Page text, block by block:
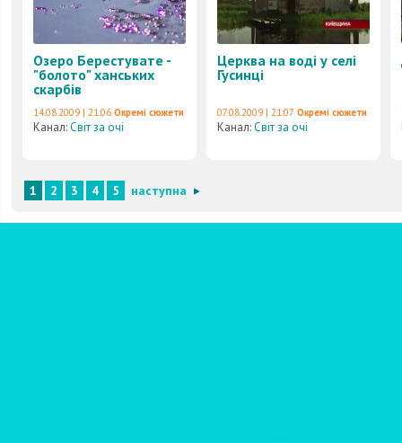
Озеро Берестувате -
"болото" ханських
скарбів
14.08.2009 | 21:06 Окремі сюжети
Канал:Світ за очі
Церква на воді у селі
Гусинці
07.08.2009 | 21:07 Окремі сюжети
Канал:Світ за очі
1 2 3 4 5 наступна